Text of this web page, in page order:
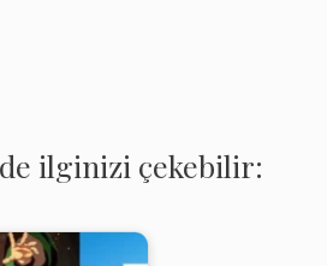
ilginizi çekebilir: